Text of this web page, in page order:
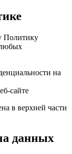
Политику
на
сайте
в верхней части
данных